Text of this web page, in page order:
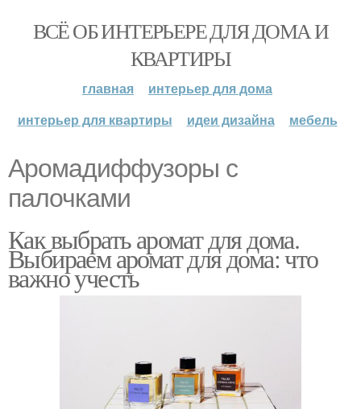
ВСЁ ОБ ИНТЕРЬЕРЕ ДЛЯ ДОМА И
КВАРТИРЫ
главная
интерьер для дома
интерьер для квартиры
идеи дизайна мебель
Аромадиффузоры с
палочками
Как выбрать аромат для дома.
Выбираем аромат для дома: что
важно учесть